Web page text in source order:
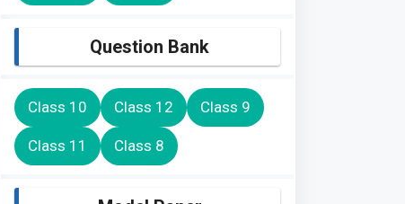
Question Bank
Class 10 Class 12 Class 9
Class 11 Class 8